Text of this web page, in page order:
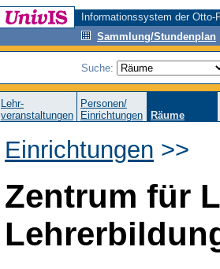
Informationssystem der
Sammlung/Stundenplan
Suche:
Lehr-
veranstaltungen
Personen/
Einrichtungen
Räume
Einrichtungen >>
Zentrum für